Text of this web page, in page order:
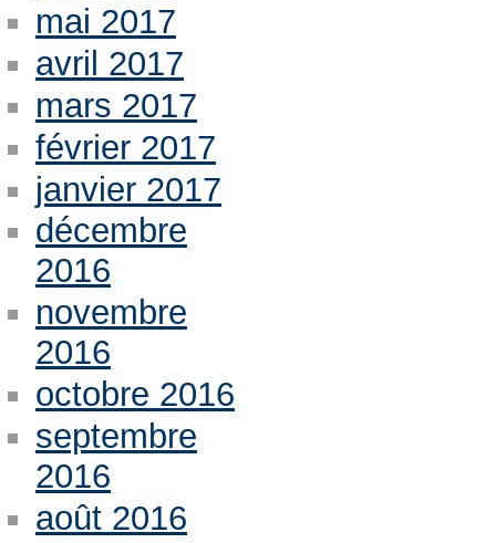
mai 2017
avril 2017
mars 2017
février 2017
janvier 2017
décembre
2016
novembre
2016
octobre 2016
septembre
2016
août 2016